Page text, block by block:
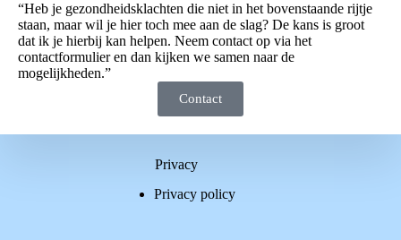
“Heb je gezondheidsklachten die niet in het bovenstaande rijtje
staan, maar wil je hier toch mee aan de slag? De kans is groot
dat ik je hierbij kan helpen. Neem contact op via het
contactformulier en dan kijken we samen naar de
mogelijkheden.”
Contact
Privacy
Privacy policy